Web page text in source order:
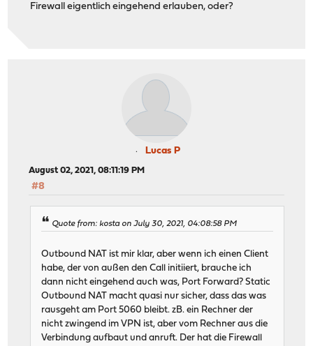
Firewall eigentlich eingehend erlauben, oder?
Lucas P
August 02, 2021, 08:11:19 PM
#8
Quote from: kosta on July 30, 2021, 04:08:58 PM
Outbound NAT ist mir klar, aber wenn ich einen Client
habe, der von außen den Call initiiert, brauche ich
dann nicht eingehend auch was, Port Forward? Static
Outbound NAT macht quasi nur sicher, dass das was
rausgeht am Port 5060 bleibt. zB. ein Rechner der
nicht zwingend im VPN ist, aber vom Rechner aus die
Verbindung aufbaut und anruft. Der hat die Firewall